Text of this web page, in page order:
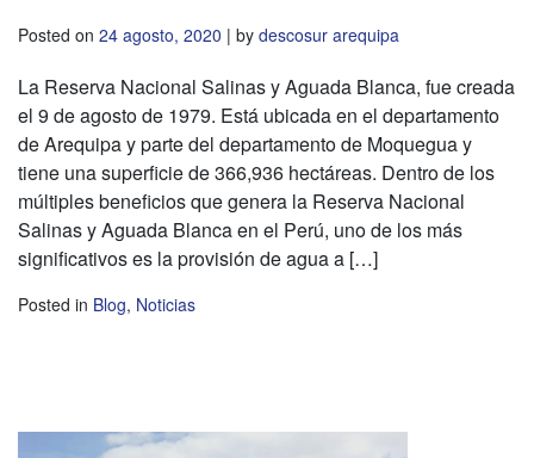
Posted on 24 agosto, 2020 | by descosur arequipa
La Reserva Nacional Salinas y Aguada Blanca, fue creada
el 9 de agosto de 1979. Está ubicada en el departamento
de Arequipa y parte del departamento de Moquegua y
tiene una superficie de 366,936 hectáreas. Dentro de los
múltiples beneficios que genera la Reserva Nacional
Salinas y Aguada Blanca en el Perú, uno de los más
significativos es la provisión de agua a […]
Posted in Blog, Noticias